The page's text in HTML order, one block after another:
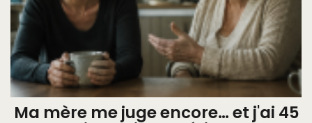
Ma mère me juge encore… et j'ai 45